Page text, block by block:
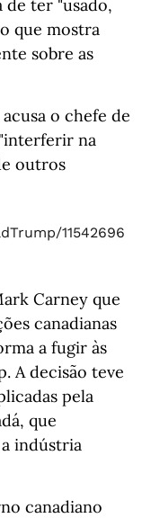
de ter "usado,
que mostra
sobre as
o chefe de
na
outros
11542696
Carney que
canadianas
a fugir às
A decisão teve
pela
que
indústria
canadiano